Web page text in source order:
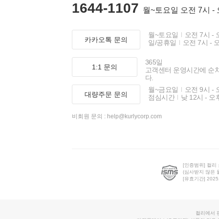
1644-1107 월~토요일 오전 7시 -
카카오톡 문의
월~토요일
오전 7시 -
일/공휴일
오전 7시 -
1:1 문의
365일
고객센터 운영시간에 순
다.
대량주문 문의
월~금요일
오전 9시 -
점심시간
낮 12시 - 오
비회원 문의 : help@kurlycorp.com
[인증범위] 컬리
(심사받지 않은
[유효기간]
컬리에서